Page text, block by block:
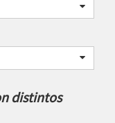
distintos